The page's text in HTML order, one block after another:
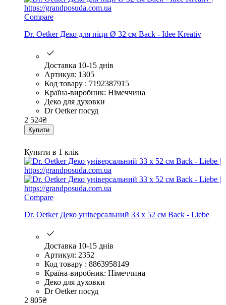
Compare
Dr. Oetker Деко для піци Ø 32 см Back - Idee Kreativ
Доставка 10-15 днів
Артикул: 1305
Код товару : 7192387915
Країна-виробник: Німеччина
Деко для духовки
Dr Oetker посуд
2 524₴
Купити
Купити в 1 клік
Compare
Dr. Oetker Деко універсальний 33 х 52 см Back - Liebe
Доставка 10-15 днів
Артикул: 2352
Код товару : 8863958149
Країна-виробник: Німеччина
Деко для духовки
Dr Oetker посуд
2 805₴